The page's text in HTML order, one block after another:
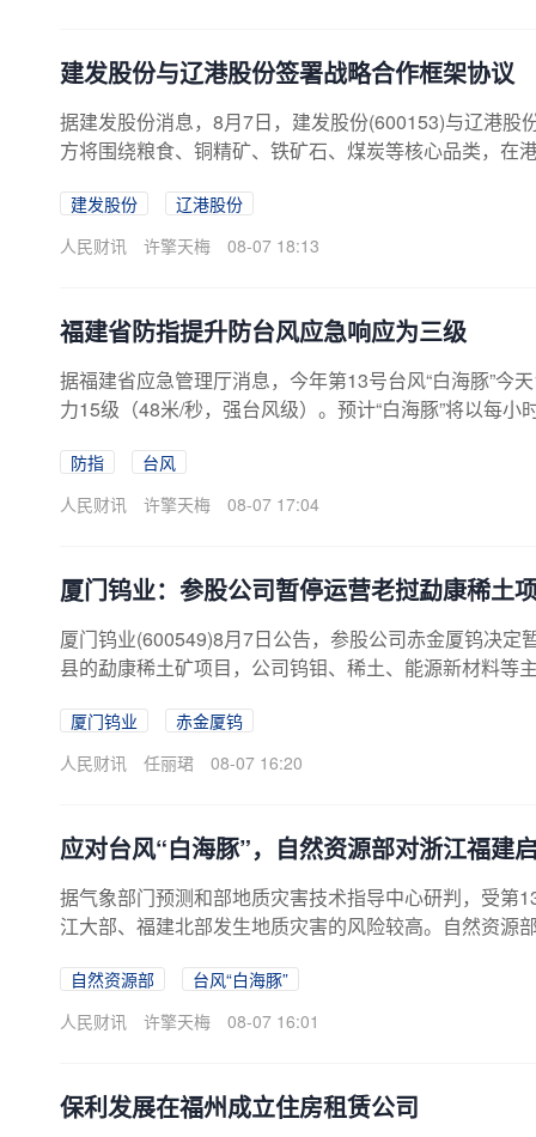
建发股份与辽港股份签署战略合作框架协议
据建发股份消息，8月7日，建发股份(600153)与辽港
方将围绕粮食、铜精矿、铁矿石、煤炭等核心品类，在
进空箱调运及交易中心建设，积极探索“大数据”“物贸
建发股份
辽港股份
人民财讯
许擎天梅 08-07 18:13
福建省防指提升防台风应急响应为三级
据福建省应急管理厅消息，今年第13号台风“白海豚”今
力15级（48米/秒，强台风级）。预计“白海豚”将以每
预案》《福建省人民政府防汛抗旱指挥部应急响应工作
级。
防指
台风
人民财讯
许擎天梅 08-07 17:04
厦门钨业：参股公司暂停运营老挝勐康稀土
厦门钨业(600549)8月7日公告，参股公司赤金厦钨决定
县的勐康稀土矿项目，公司钨钼、稀土、能源新材料等
厦门钨业
赤金厦钨
人民财讯
任丽珺 08-07 16:20
应对台风“白海豚”，自然资源部对浙江福建
据气象部门预测和部地质灾害技术指导中心研判，受第
江大部、福建北部发生地质灾害的风险较高。自然资源
自然资源部
台风“白海豚”
人民财讯
许擎天梅 08-07 16:01
保利发展在福州成立住房租赁公司